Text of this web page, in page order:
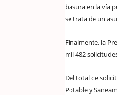
basura en la vía
se trata de un
Finalmente, la
mil 482
Del total de
Potable y